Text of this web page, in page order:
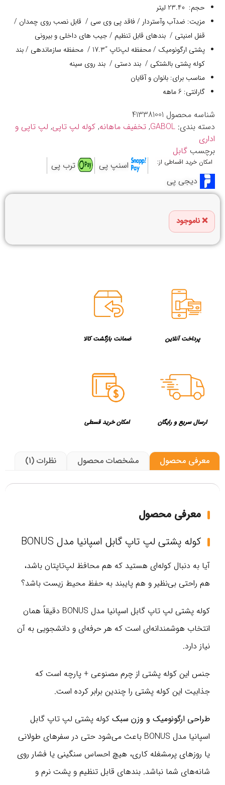
حجم: 23.40 لیتر
مزیت: ضدآب وآستردار / فاقد پی وی سی / قابل نصب روی چمدان /
قفل امنیتی / بندهای قابل تنظیم / جیب های داخلی و بیرونی
پشتی ارگونومیک / محفظه لپ‌تاپ “17.3 / محفظه سازماندهی / بند
کوله پشتی بالشتکی / بند دستی / بند روی سینه
مناسب برای: بانوان و آقایان
گارانتی: 6 ماهه
شناسه محصول 413381001
دسته بندی: GABOL
, تخفیف ماهانه, کوله لپ تاپی, لپ تاپی و
اداری
برچسب گابل
امکان خرید اقساطی از: اسنپ پی
ترب پی
دیجی پی
ناموجود
پرداخت آنلاین ضمانت بازگشت کالا
ارسال سریع و رایگان امکان خرید قسطی
معرفی محصول مشخصات محصول نظرات (1)
معرفی محصول
کوله پشتی لپ تاپ گابل اسپانیا مدل BONUS
آیا به دنبال کوله‌ای هستید که هم محافظ لپ‌تاپتان باشد،
هم راحتی بی‌نظیر و هم پایبند به حفظ محیط زیست باشد؟
کوله پشتی لپ تاپ گابل اسپانیا مدل BONUS دقیقاً همان
انتخاب هوشمندانه‌ای است که هر حرفه‌ای و دانشجویی به آن
نیاز دارد.
جنس این کوله پشتی از چرم مصنوعی + پارچه است که
جذابیت این کوله پشتی را چندین برابر کرده است.
طراحی ارگونومیک و وزن سبک کوله پشتی لپ تاپ گابل
اسپانیا مدل BONUS باعث می‌شود حتی در سفرهای طولانی
یا روزهای پرمشغله کاری، هیچ احساس سنگینی یا فشار روی
شانه‌های شما نباشد. بندهای قابل تنظیم و پشت نرم و